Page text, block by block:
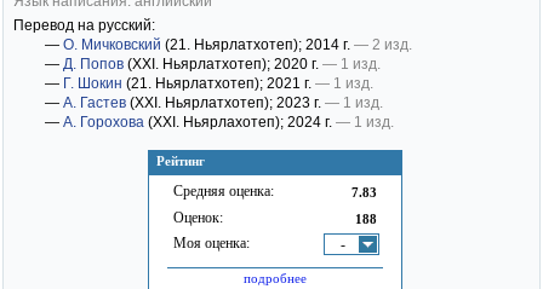
Рейтинг
Средняя оценка: 7.83
Оценок: 188
Моя оценка: -
подробнее
Перевод на русский:
— О. Мичковский (21. Ньярлатхотеп); 2014 г. — 2 изд.
— Д. Попов (XXI. Ньярлатхотеп); 2020 г. — 1 изд.
— Г. Шокин (21. Ньярлатхотеп); 2021 г. — 1 изд.
— А. Гастев (XXI. Ньярлатхотеп); 2023 г. — 1 изд.
— А. Горохова (XXI. Ньярлахотеп); 2024 г. — 1 изд.